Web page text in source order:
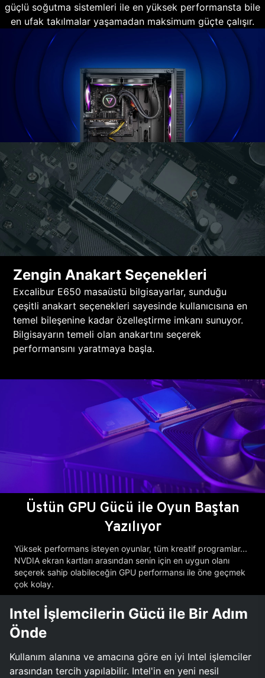
güçlü soğutma sistemleri ile en yüksek performansta bile
en ufak takılmalar yaşamadan maksimum güçte çalışır.
Zengin Anakart Seçenekleri
Excalibur E650 masaüstü bilgisayarlar, sunduğu
çeşitli anakart seçenekleri sayesinde kullanıcısına en
temel bileşenine kadar özelleştirme imkanı sunuyor.
Bilgisayarın temeli olan anakartını seçerek
performansını yaratmaya başla.
Üstün GPU Gücü ile Oyun Baştan
Yazılıyor
Yüksek performans isteyen oyunlar, tüm kreatif programlar...
NVDIA ekran kartları arasından senin için en uygun olanı
seçerek sahip olabileceğin GPU performansı ile öne geçmek
çok kolay.
Intel İşlemcilerin Gücü ile Bir Adım
Önde
Kullanım alanına ve amacına göre en iyi Intel işlemciler
arasından tercih yapılabilir. Intel'in en yeni nesil